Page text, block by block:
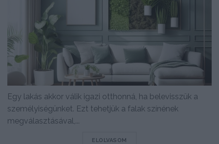
Egy lakás akkor válik igazi otthonná, ha belevisszük a
személyiségünket. Ezt tehetjük a falak színének
megválasztásával,...
ELOLVASOM